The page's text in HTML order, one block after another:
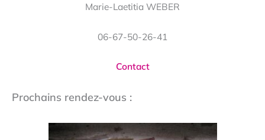
Marie-Laetitia WEBER
06-67-50-26-41
Contact
Prochains rendez-vous :